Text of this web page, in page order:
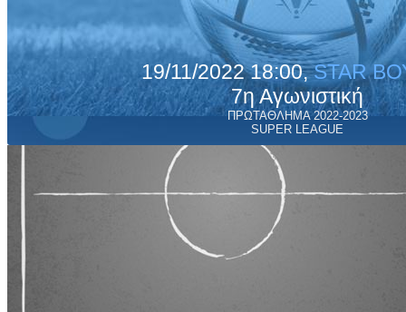
19/11/2022 18:00,STAR
7η Αγωνιστική
ΠΡΩΤΑΘΛΗΜΑ 2022-2023
SUPER LEAGUE